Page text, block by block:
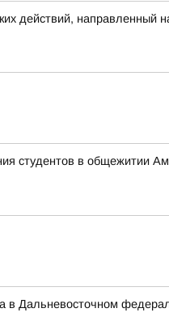
действий, направленный
студентов в общежитии
Дальневосточном